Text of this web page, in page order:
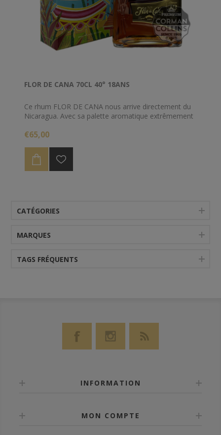
FLOR DE CANA 70CL 40° 18ANS
Ce rhum FLOR DE CANA nous arrive directement du
Nicaragua. Avec sa palette aromatique extrêmement
Ce rhum haut de gamme a été vieilli pendant 18 ans
exquis avec des notes intenses de vanille, épices. Il
est un incontournable.
€65,00
CATÉGORIES
MARQUES
TAGS FRÉQUENTS
INFORMATION
MON COMPTE